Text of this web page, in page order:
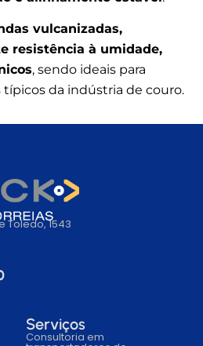
vulcanizadas,
resistência à umidade,
, sendo ideais para
da indústria de couro.
Toledo, 1543
Serviços
Consultoria em